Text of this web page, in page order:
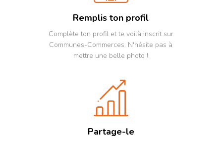
Remplis ton profil
Complète ton profil et te voilà inscrit sur
Communes-Commerces. N'hésite pas à
mettre une belle photo !
Partage-le